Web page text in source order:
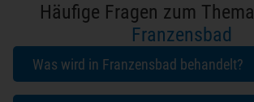
Häufige Fragen zum Thema
Franzensbad
Was wird in Franzensbad behandelt?